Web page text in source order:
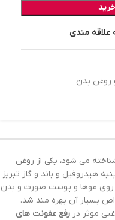
علاقه مندی
روغن بدن
می شود، یکی از روغن
هیدروفیل و باند و گاز تبریز
روی موها و پوست صورت و بدن
بسیار آن بهره مند شد.
موثر در رفع عفونت های